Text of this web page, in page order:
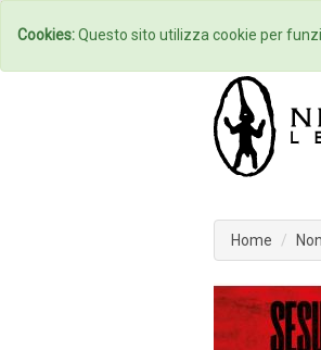
Home
Cookies:Questo sito utilizza cookie per